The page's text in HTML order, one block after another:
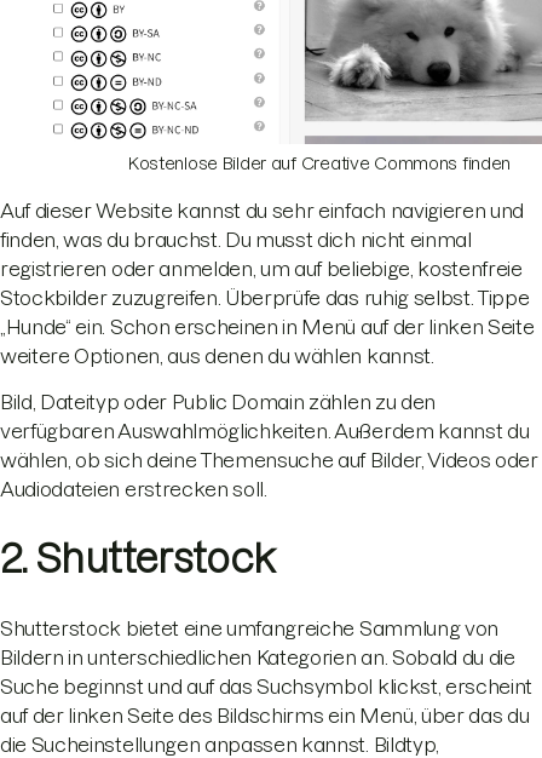
Kostenlose Bilder auf Creative Commons finden
Auf dieser Website kannst du sehr einfach navigieren und
finden, was du brauchst. Du musst dich nicht einmal
registrieren oder anmelden, um auf beliebige, kostenfreie
Stockbilder zuzugreifen. Überprüfe das ruhig selbst. Tippe
„Hunde“ ein. Schon erscheinen in Menü auf der linken Seite
weitere Optionen, aus denen du wählen kannst.
Bild, Dateityp oder Public Domain zählen zu den
verfügbaren Auswahlmöglichkeiten. Außerdem kannst du
wählen, ob sich deine Themensuche auf Bilder, Videos oder
Audiodateien erstrecken soll.
2. Shutterstock
Shutterstock bietet eine umfangreiche Sammlung von
Bildern in unterschiedlichen Kategorien an. Sobald du die
Suche beginnst und auf das Suchsymbol klickst, erscheint
auf der linken Seite des Bildschirms ein Menü, über das du
die Sucheinstellungen anpassen kannst. Bildtyp,